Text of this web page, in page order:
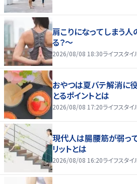
肩こりになってしまう
る？～
2026/08/08 18:30ライフスタイ
おやつは夏バテ解消に
とるポイントとは
2026/08/08 17:20ライフスタイ
現代人は腸腰筋が弱っ
リットとは
2026/08/08 16:20ライフスタイ